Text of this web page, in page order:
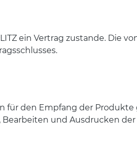
ein Vertrag zustande. Die
für den Empfang der Produkte
und Ausdrucken